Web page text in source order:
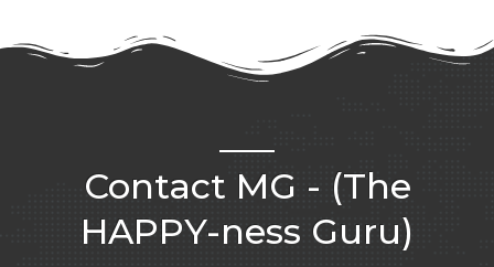
Contact MG - (The
HAPPY-ness Guru)